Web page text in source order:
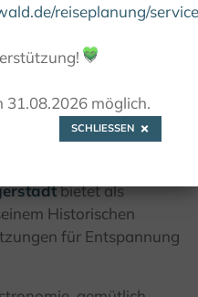
bietet als
Historischen
für Entspannung
reiseplanung/
💚
31.08.2026 möglich.
SCHLIESSEN